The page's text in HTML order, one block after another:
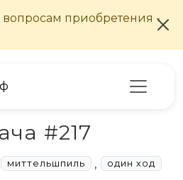
#217
миттельшпиль , один ход